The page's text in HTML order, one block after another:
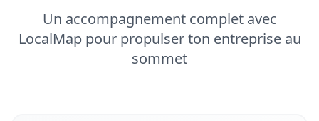
Un accompagnement complet avec
LocalMap pour propulser ton entreprise au
sommet